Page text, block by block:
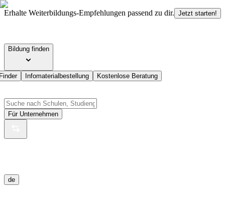
Erhalte Weiterbildungs-Empfehlungen passend zu dir. Jetzt starten!
Bildung finden
Infomaterialbestellung Kostenlose Beratung
Für Unternehmen
de